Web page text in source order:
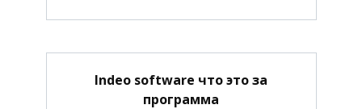
Indeo software что это за
программа